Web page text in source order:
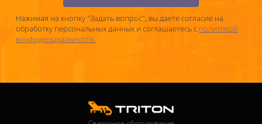
Нажимая на кнопку "Задать вопрос", вы даете согласие на
обработку персональных данных и соглашаетесь c политикой
конфиденциальности.